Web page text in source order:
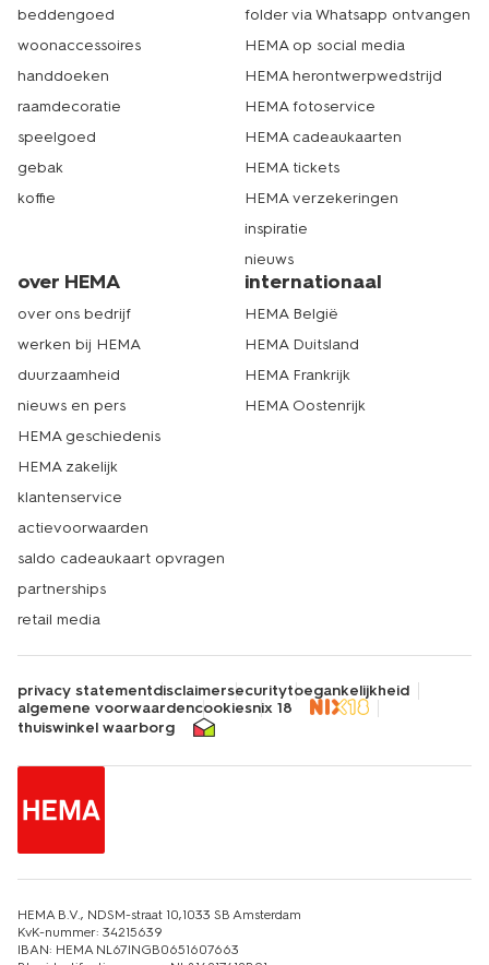
beddengoed
woonaccessoires
handdoeken
raamdecoratie
speelgoed
gebak
koffie
folder via Whatsapp ontvangen
HEMA op social media
HEMA herontwerpwedstrijd
HEMA fotoservice
HEMA cadeaukaarten
HEMA tickets
HEMA verzekeringen
inspiratie
nieuws
over HEMA
over ons bedrijf
werken bij HEMA
duurzaamheid
nieuws en pers
HEMA geschiedenis
HEMA zakelijk
klantenservice
actievoorwaarden
saldo cadeaukaart opvragen
partnerships
retail media
internationaal
HEMA België
HEMA Duitsland
HEMA Frankrijk
HEMA Oostenrijk
privacy statementdisclaimersecuritytoegankelijkheid
algemene voorwaardencookiesnix 18
thuiswinkel waarborg
HEMA B.V., NDSM-straat 10,1033 SB Amsterdam
KvK-nummer: 34215639
IBAN: HEMA NL67INGB0651607663